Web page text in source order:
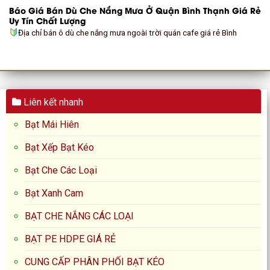
Báo Giá Bán Dù Che Nắng Mưa Ở Quận Bình Thạnh Giá Rẻ
Uy Tín Chất Lượng
Địa chỉ bán ô dù che nắng mưa ngoài trời quán cafe giá rẻ Bình
Liên kết nhanh
Bạt Mái Hiên
Bạt Xếp Bạt Kéo
Bạt Che Các Loại
Bạt Xanh Cam
BẠT CHE NẮNG CÁC LOẠI
BẠT PE HDPE GIÁ RẺ
CUNG CẤP PHÂN PHỐI BẠT KÉO